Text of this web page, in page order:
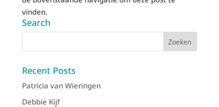
vinden.
Search
Recent Posts
Patricia van Wieringen
Debbie Kijf